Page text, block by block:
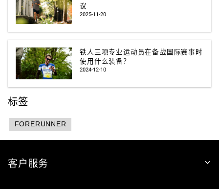
议
2025-11-20
铁人三项专业运动员在备战国际赛事时
使用什么装备？
2024-12-10
标签
FORERUNNER
客户服务